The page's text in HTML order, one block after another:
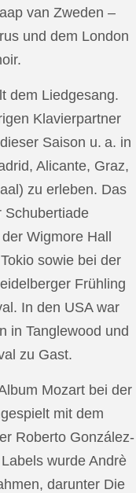
van Zweden –
und dem London
dem Liedgesang.
Klavierpartner
Saison u. a. in
Alicante, Graz,
zu erleben. Das
Schubertiade
Wigmore Hall
sowie bei der
Frühling
In den USA war
in Tanglewood und
zu Gast.
Mozart bei der
mit dem
Roberto González-
wurde Andrè
darunter Die